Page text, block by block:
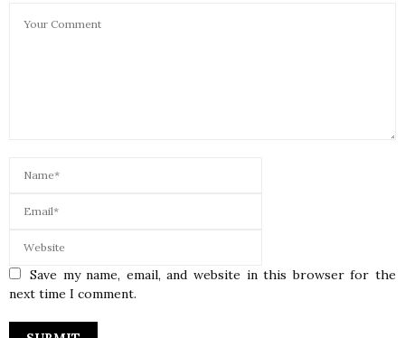
Save my name, email, and website in this browser for the
next time I comment.